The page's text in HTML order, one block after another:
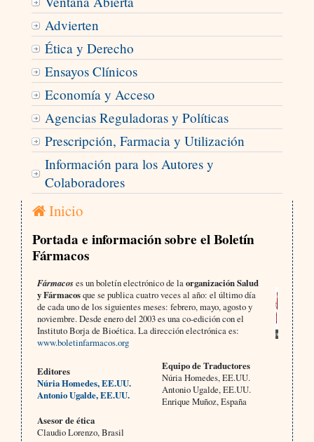
Advierten
Ética y Derecho
Ensayos Clínicos
Economía y Acceso
Agencias Reguladoras y Políticas
Prescripción, Farmacia y Utilización
Información para los Autores y
Colaboradores
Inicio
Portada e información sobre el Boletín
Fármacos
Fármacoses un boletín electrónico de laorganización Salud
y Fármacosque se publica cuatro veces al año: el último día
de cada uno de los siguientes meses: febrero, mayo, agosto y
noviembre. Desde enero del 2003 es una co-edición con el
Instituto Borja de Bioética. La dirección electrónica es:
www.boletinfarmacos.org
Editores
Núria Homedes, EE.UU.
Antonio Ugalde, EE.UU.
Equipo de Traductores
Núria Homedes, EE.UU.
Antonio Ugalde, EE.UU.
Enrique Muñoz, España
Asesor de ética
Claudio Lorenzo, Brasil